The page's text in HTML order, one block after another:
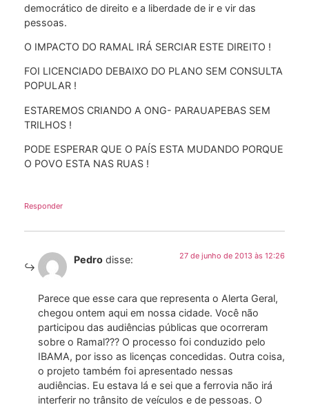
democrático de direito e a liberdade de ir e vir das
pessoas.
O IMPACTO DO RAMAL IRÁ SERCIAR ESTE DIREITO !
FOI LICENCIADO DEBAIXO DO PLANO SEM CONSULTA
POPULAR !
ESTAREMOS CRIANDO A ONG- PARAUAPEBAS SEM
TRILHOS !
PODE ESPERAR QUE O PAÍS ESTA MUDANDO PORQUE
O POVO ESTA NAS RUAS !
Responder
Pedro disse: 27 de junho de 2013 às 12:26
Parece que esse cara que representa o Alerta Geral,
chegou ontem aqui em nossa cidade. Você não
participou das audiências públicas que ocorreram
sobre o Ramal??? O processo foi conduzido pelo
IBAMA, por isso as licenças concedidas. Outra coisa,
o projeto também foi apresentado nessas
audiências. Eu estava lá e sei que a ferrovia não irá
interferir no trânsito de veículos e de pessoas. O